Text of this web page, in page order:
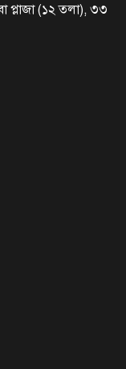
ও ভবিষ্যতের
কর্মসূচীর
প্লাজা (১২ তলা), ৩৩